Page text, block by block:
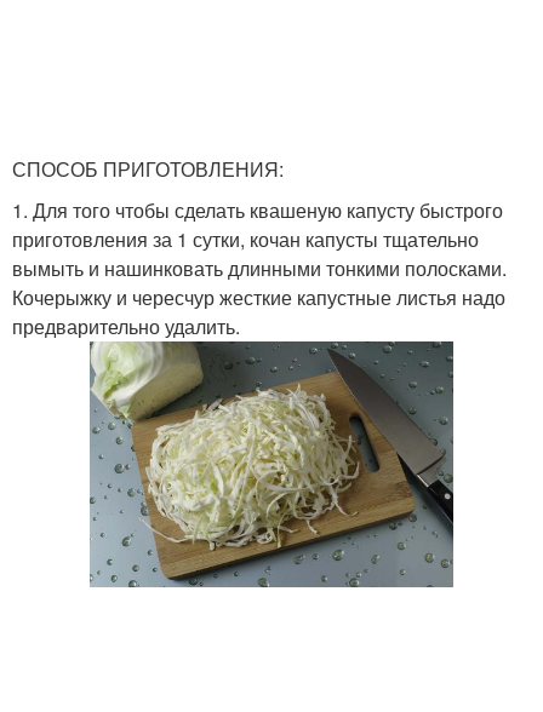
СПОСОБ ПРИГОТОВЛЕНИЯ:
1. Для того чтобы сделать квашеную капусту быстрого
приготовления за 1 сутки, кочан капусты тщательно
вымыть и нашинковать длинными тонкими полосками.
Кочерыжку и чересчур жесткие капустные листья надо
предварительно удалить.